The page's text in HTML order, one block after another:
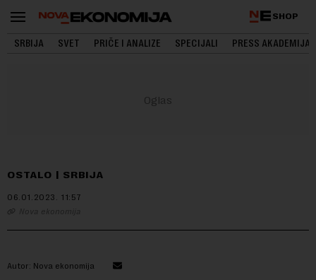
SHOP
SRBIJA SVET PRIČE I ANALIZE SPECIJALI PRESS AKADEMIJA
OSTALO SRBIJA
06.01.2023. 11:57
Nova ekonomija
Autor: Nova ekonomija